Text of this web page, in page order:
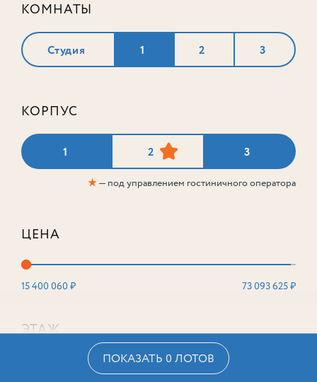
КОМНАТЫ
Студия 1 2 3
КОРПУС
1 2 3
★— под управлением гостиничного оператора
ЦЕНА
15 400 060 ₽ 73 093 625 ₽
ЭТАЖ
ПОКАЗАТЬ 0 ЛОТОВ